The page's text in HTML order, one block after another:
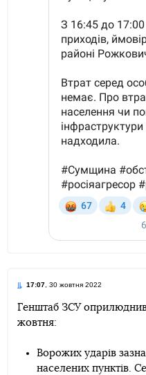
17:07, 30 жовтня 2022
Генштаб ЗСУ оприлюднив
жовтня:
Ворожих ударів
населених пунктів.